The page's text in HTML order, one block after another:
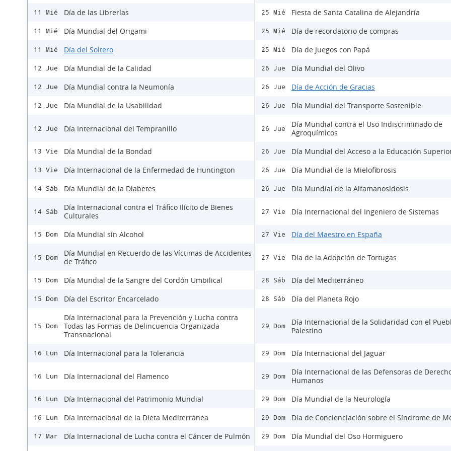
11 Mié Día de las Librerías
11 Mié Día Mundial del Origami
11 Mié Día del Soltero
12 Jue Día Mundial de la Calidad
12 Jue Día Mundial contra la Neumonía
12 Jue Día Mundial de la Usabilidad
12 Jue Día Internacional del Tempranillo
13 Vie Día Mundial de la Bondad
13 Vie Día Internacional de la Enfermedad de Huntington
14 Sáb Día Mundial de la Diabetes
14 Sáb
Día Internacional contra el Tráfico Ilícito de Bienes
Culturales
15 Dom Día Mundial sin Alcohol
15 Dom
Día Mundial en Recuerdo de las Víctimas de Accidentes
de Tráfico
15 Dom Día Mundial de la Sangre del Cordón Umbilical
15 Dom Día del Escritor Encarcelado
15 Dom
Día Internacional para la Prevención y Lucha contra
Todas las Formas de Delincuencia Organizada
Transnacional
16 Lun Día Internacional para la Tolerancia
16 Lun Día Internacional del Flamenco
16 Lun Día Internacional del Patrimonio Mundial
16 Lun Día Internacional de la Dieta Mediterránea
17 Mar Día Internacional de Lucha contra el Cáncer de Pulmón
25 Mié Fiesta de Santa Catalina de Alejandría
25 Mié Día de recordatorio de compras
25 Mié Día de Juegos con Papá
26 Jue Día Mundial del Olivo
26 Jue Día de Acción de Gracias
26 Jue Día Mundial del Transporte Sostenible
26 Jue
Día Mundial contra el Uso Indiscriminado de
Agroquímicos
26 Jue Día Mundial del Acceso a la Educación
26 Jue Día Mundial de la Mielofibrosis
26 Jue Día Mundial de la Alfamanosidosis
27 Vie Día Internacional del Ingeniero de Sistemas
27 Vie Día del Maestro en España
27 Vie Día de la Adopción de Tortugas
28 Sáb Día del Mediterráneo
28 Sáb Día del Planeta Rojo
29 Dom
Día Internacional de la Solidaridad con el
Palestino
29 Dom Día Internacional del Jaguar
29 Dom
Día Internacional de las Defensoras de
Humanos
29 Dom Día Mundial de la Neurología
29 Dom Día de Concienciación sobre el Síndrome de
29 Dom
Día Mundial del Oso Hormiguero